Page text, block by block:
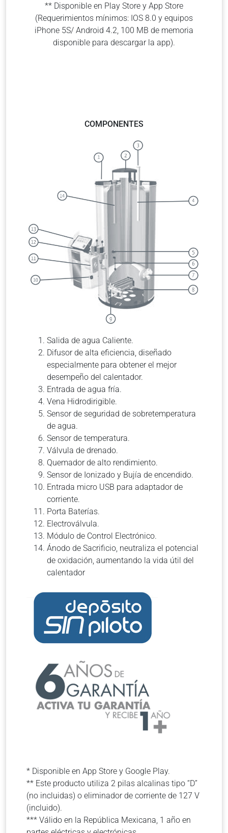
** Disponible en Play Store y App Store
(Requerimientos mínimos: IOS 8.0 y equipos
iPhone 5S/ Android 4.2, 100 MB de memoria
disponible para descargar la app).
COMPONENTES
Salida de agua Caliente.
Difusor de alta eficiencia, diseñado
especialmente para obtener el mejor
desempeño del calentador.
Entrada de agua fría.
Vena Hidrodirigible.
Sensor de seguridad de sobretemperatura
de agua.
Sensor de temperatura.
Válvula de drenado.
Quemador de alto rendimiento.
Sensor de Ionizado y Bujía de encendido.
Entrada micro USB para adaptador de
corriente.
Porta Baterías.
Electroválvula.
Módulo de Control Electrónico.
Ánodo de Sacrificio, neutraliza el potencial
de oxidación, aumentando la vida útil del
calentador
* Disponible en App Store y Google Play.
** Este producto utiliza 2 pilas alcalinas tipo “D”
(no incluidas) o eliminador de corriente de 127 V
(incluido).
*** Válido en la República Mexicana, 1 año en